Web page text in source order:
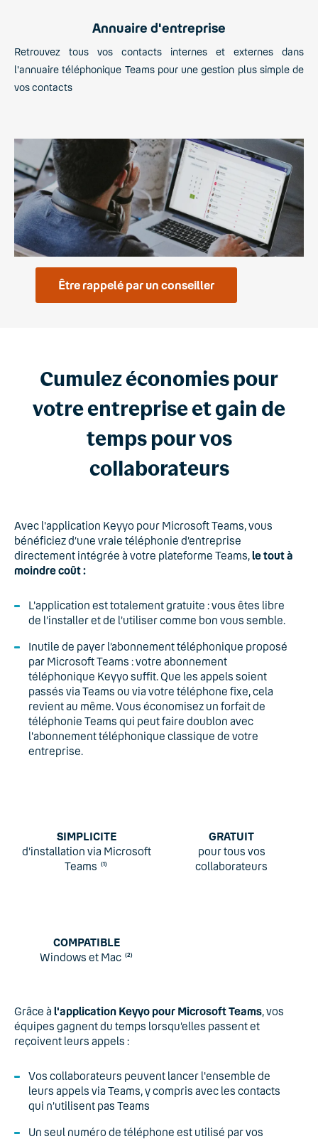
Annuaire d'entreprise
Retrouvez tous vos contacts internes et externes dans
l'annuaire téléphonique Teams pour une gestion plus simple de
vos contacts
Être rappelé par un conseiller
Cumulez économies pour
votre entreprise et gain de
temps pour vos
collaborateurs
Avec l'application Keyyo pour Microsoft Teams, vous
bénéficiez d’une vraie téléphonie d’entreprise
directement intégrée à votre plateforme Teams, le tout à
moindre coût :
L'application est totalement gratuite : vous êtes libre
de l’installer et de l’utiliser comme bon vous semble.
Inutile de payer l’abonnement téléphonique proposé
par Microsoft Teams : votre abonnement
téléphonique Keyyo suffit. Que les appels soient
passés via Teams ou via votre téléphone fixe, cela
revient au même. Vous économisez un forfait de
téléphonie Teams qui peut faire doublon avec
l'abonnement téléphonique classique de votre
entreprise.
SIMPLICITE
d’installation via Microsoft
Teams (1)
GRATUIT
pour tous vos
collaborateurs
COMPATIBLE
Windows et Mac (2)
Grâce à l'application Keyyo pour Microsoft Teams , vos
équipes gagnent du temps lorsqu’elles passent et
reçoivent leurs appels :
Vos collaborateurs peuvent lancer l'ensemble de
leurs appels via Teams, y compris avec les contacts
qui n’utilisent pas Teams
Un seul numéro de téléphone est utilisé par vos